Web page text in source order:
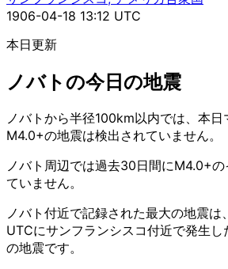
1906-04-18 13:12 UTC
本日更新
ノバトの今日の地震
ノバトから半径100km以内では、本日
M4.0+の地震は検出されていません。
ノバト周辺では過去30日間にM4.0+
ていません。
ノバト付近で記録された最大の地震
UTCにサンフランシスコ付近で発生し
の地震です。